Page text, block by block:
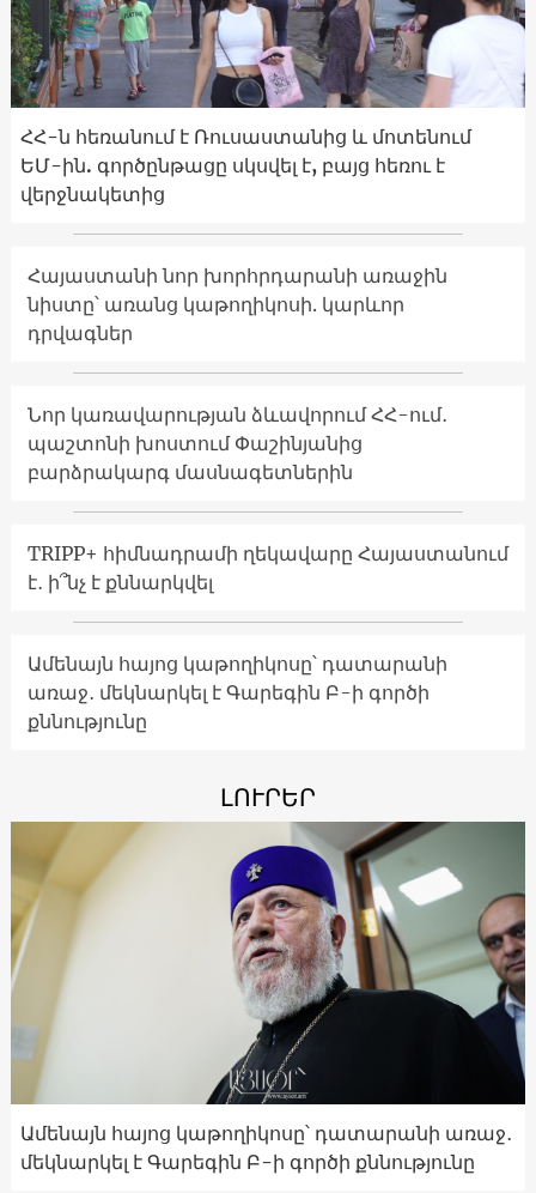
ՀՀ-ն հեռանում է Ռուսաստանից և մոտենում
ԵՄ-ին. գործընթացը սկսվել է, բայց հեռու է
վերջնակետից
Հայաստանի նոր խորհրդարանի առաջին
նիստը՝ առանց կաթողիկոսի. կարևոր
դրվագներ
Նոր կառավարության ձևավորում ՀՀ-ում․
պաշտոնի խոստում Փաշինյանից
բարձրակարգ մասնագետներին
TRIPP+ հիմնադրամի ղեկավարը Հայաստանում
է․ ի՞նչ է քննարկվել
Ամենայն հայոց կաթողիկոսը՝ դատարանի
առաջ․ մեկնարկել է Գարեգին Բ-ի գործի
քննությունը
ԼՈՒՐԵՐ
Ամենայն հայոց կաթողիկոսը՝ դատարանի առաջ․
մեկնարկել է Գարեգին Բ-ի գործի քննությունը